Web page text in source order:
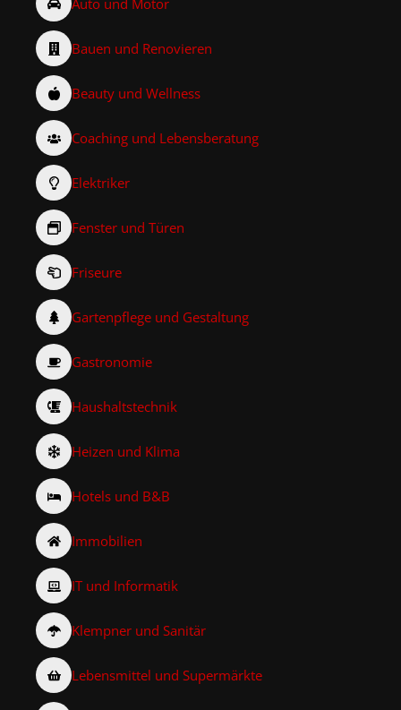
Bauen und Renovieren
Beauty und Wellness
Coaching und Lebensberatung
Elektriker
Fenster und Türen
Friseure
Gartenpflege und Gestaltung
Gastronomie
Haushaltstechnik
Heizen und Klima
Hotels und B&B
Immobilien
IT und Informatik
Klempner und Sanitär
Lebensmittel und Supermärkte